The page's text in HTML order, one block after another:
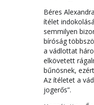
Béres
ítélet
semmilyen
bíróság
a vádlottat
elkövetett
bűnösnek,
Az ítéletet a
jogerős”.